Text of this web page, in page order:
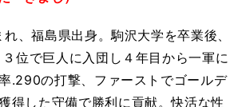
、福島県出身。駒沢大学を卒業後、
位で巨人に入団し４年目から一軍に
.290の打撃、ファーストでゴールデ
得した守備で勝利に貢献。快活な性